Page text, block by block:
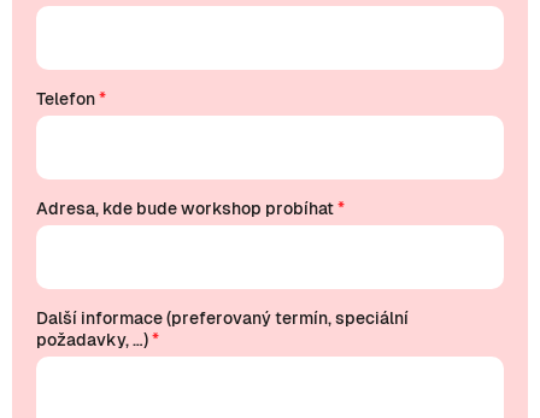
Telefon*
Adresa, kde bude workshop probíhat*
Další informace (preferovaný termín, speciální
požadavky, …)*